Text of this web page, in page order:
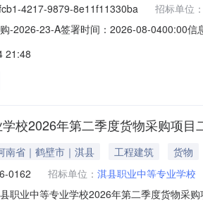
4217-9879-8e11f11330ba
招标单位
-2026-23-A签署时间：2026-08-0400:00
21:48
校2026年第二季度货物采购项目
南省｜鹤壁市｜淇县 工程建筑
货物
0162 招标单位： 淇县职业中等专业学校
职业中等专业学校2026年第二季度货物采